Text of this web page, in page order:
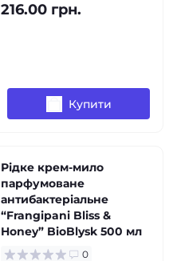
216.00 грн.
Купити
Рідке крем-мило
парфумоване
антибактеріальне
“Frangipani Bliss &
Honey” BioBlysk 500 мл
0